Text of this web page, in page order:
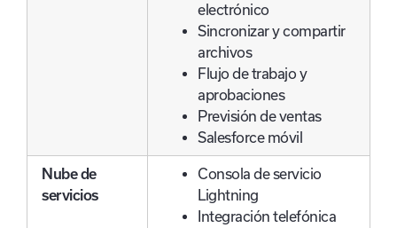
electrónico
Sincronizar y compartir
archivos
Flujo de trabajo y
aprobaciones
Previsión de ventas
Salesforce móvil
Nube de
servicios
Consola de servicio
Lightning
Integración telefónica